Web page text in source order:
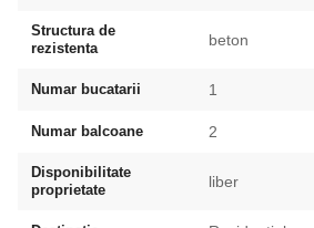
Structura de
rezistenta
beton
Numar bucatarii 1
Numar balcoane 2
Disponibilitate
proprietate
liber